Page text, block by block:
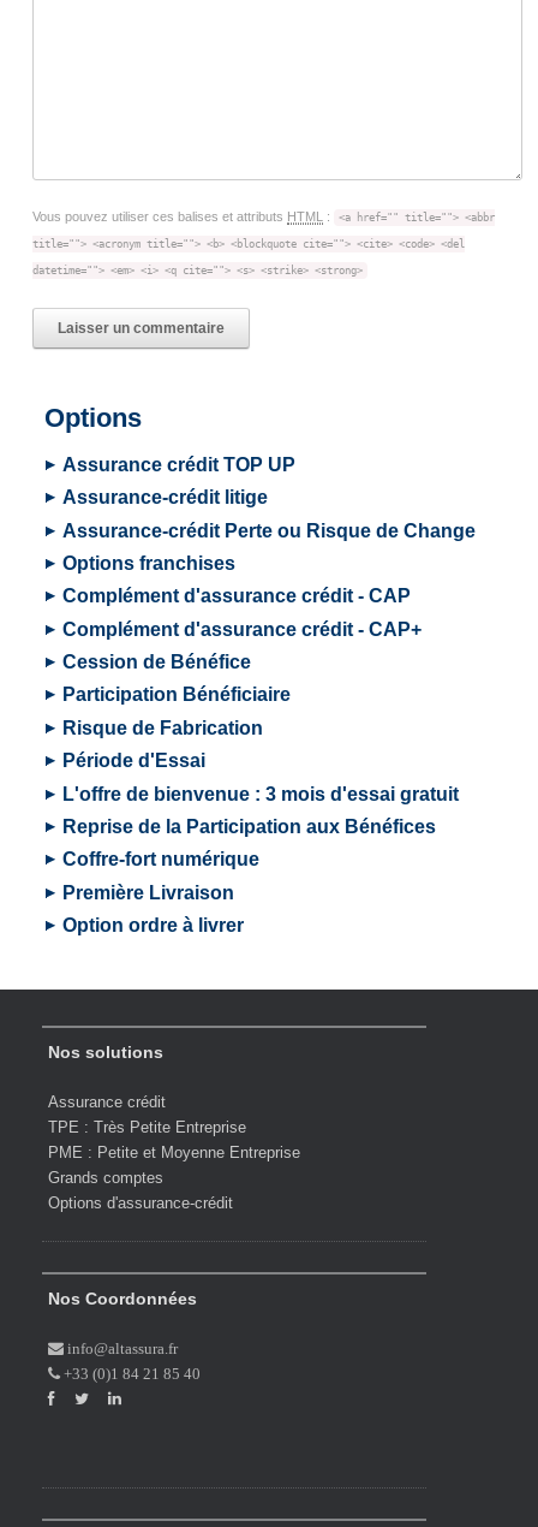
Vous pouvez utiliser ces balises et attributs HTML : <a href="" title=""> <abbr
title=""> <acronym title=""> <b> <blockquote cite=""> <cite> <code> <del
datetime=""> <em> <i> <q cite=""> <s> <strike> <strong>
Options
Assurance crédit TOP UP
Assurance-crédit litige
Assurance-crédit Perte ou Risque de Change
Options franchises
Complément d'assurance crédit - CAP
Complément d'assurance crédit - CAP+
Cession de Bénéfice
Participation Bénéficiaire
Risque de Fabrication
Période d'Essai
L'offre de bienvenue : 3 mois d'essai gratuit
Reprise de la Participation aux Bénéfices
Coffre-fort numérique
Première Livraison
Option ordre à livrer
Nos solutions
Assurance crédit
TPE : Très Petite Entreprise
PME : Petite et Moyenne Entreprise
Grands comptes
Options d'assurance-crédit
Nos Coordonnées
info@altassura.fr
+33 (0)1 84 21 85 40